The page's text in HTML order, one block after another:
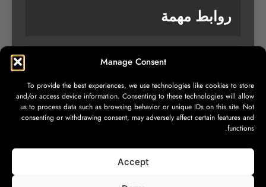
Manage Consent
To provide the best experiences, we use technologies like cookies to store
and/or access device information. Consenting to these technologies will allow
us to process data such as browsing behavior or unique IDs on this site. Not
consenting or withdrawing consent, may adversely affect certain features and
functions.
Accept
روابط مهمة
تواصل معنا
سياسة الخصوصية